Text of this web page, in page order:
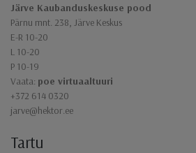
Järve Kaubanduskeskuse pood
Pärnu mnt. 238, Järve Keskus
E-R 10-20
L 10-20
P 10-19
Vaata: poe virtuaaltuuri
+372 614 0320
jarve@hektor.ee
Tartu